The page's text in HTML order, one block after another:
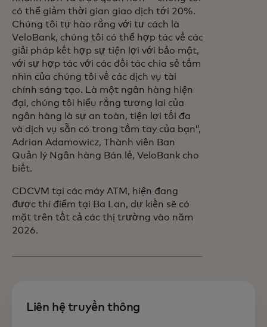
có thể giảm thời gian giao dịch tới 20%.
Chúng tôi tự hào rằng với tư cách là
VeloBank, chúng tôi có thể hợp tác về các
giải pháp kết hợp sự tiện lợi với bảo mật,
với sự hợp tác với các đối tác chia sẻ tầm
nhìn của chúng tôi về các dịch vụ tài
chính sáng tạo. Là một ngân hàng hiện
đại, chúng tôi hiểu rằng tương lai của
ngân hàng là sự an toàn, tiện lợi tối đa
và dịch vụ sẵn có trong tầm tay của bạn”,
Adrian Adamowicz, Thành viên Ban
Quản lý Ngân hàng Bán lẻ, VeloBank cho
biết.
CDCVM tại các máy ATM, hiện đang
được thí điểm tại Ba Lan, dự kiến sẽ có
mặt trên tất cả các thị trường vào năm
2026.
Liên hệ truyền thông